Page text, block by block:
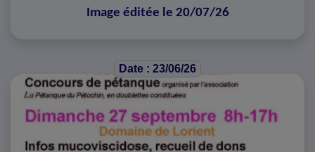
Image éditée le 20/07/26
Date : 23/06/26